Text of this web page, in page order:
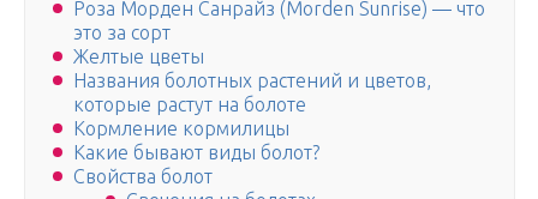
Роза Морден Санрайз (Morden Sunrise) — что
это за сорт
Желтые цветы
Названия болотных растений и цветов,
которые растут на болоте
Кормление кормилицы
Какие бывают виды болот?
Свойства болот